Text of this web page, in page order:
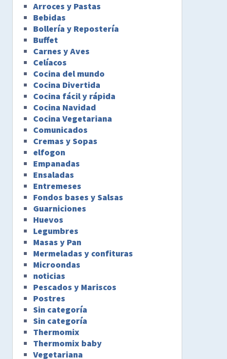
Arroces y Pastas
Bebidas
Bollería y Repostería
Buffet
Carnes y Aves
Celíacos
Cocina del mundo
Cocina Divertida
Cocina fácil y rápida
Cocina Navidad
Cocina Vegetariana
Comunicados
Cremas y Sopas
elfogon
Empanadas
Ensaladas
Entremeses
Fondos bases y Salsas
Guarniciones
Huevos
Legumbres
Masas y Pan
Mermeladas y confituras
Microondas
noticias
Pescados y Mariscos
Postres
Sin categoría
Sin categoría
Thermomix
Thermomix baby
Vegetariana